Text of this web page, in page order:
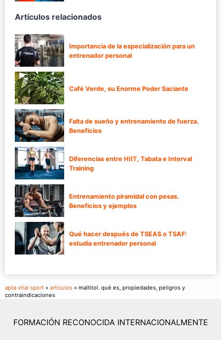
Artículos relacionados
Importancia de la especialización para un
entrenador personal
Café Verde, su Enorme Poder Saciante
Falta de sueño y entrenamiento de fuerza.
Beneficios
Diferencias entre HIIT, Tabata e Interval
Training
Entrenamiento piramidal con pesas.
Beneficios y ejemplos
Qué hacer después de TSEAS o TSAF:
estudia entrenador personal
apta vital sport » articulos » maltitol. qué es, propiedades, peligros y
contraindicaciones
FORMACIÓN RECONOCIDA INTERNACIONALMENTE